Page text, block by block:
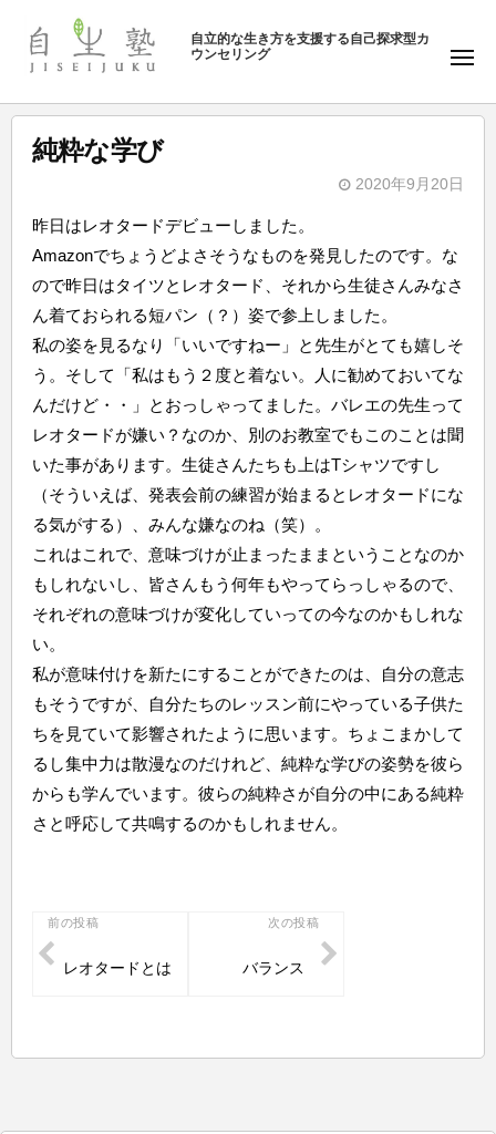
ン
自
塾
自立的な生き方を支援する自己探求型カ
ウンセリング
メ
ュ
ー
純粋な学び
2020年9月20日
自
生
塾
昨日はレオタードデビューしました。
Amazonでちょうどよさそうなものを発見したのです。な
ので昨日はタイツとレオタード、それから生徒さんみなさ
ん着ておられる短パン（？）姿で参上しました。
私の姿を見るなり「いいですねー」と先生がとても嬉しそ
う。そして「私はもう２度と着ない。人に勧めておいてな
んだけど・・」とおっしゃってました。バレエの先生って
レオタードが嫌い？なのか、別のお教室でもこのことは聞
いた事があります。生徒さんたちも上はTシャツですし
（そういえば、発表会前の練習が始まるとレオタードにな
る気がする）、みんな嫌なのね（笑）。
これはこれで、意味づけが止まったままということなのか
もしれないし、皆さんもう何年もやってらっしゃるので、
それぞれの意味づけが変化していっての今なのかもしれな
い。
私が意味付けを新たにすることができたのは、自分の意志
もそうですが、自分たちのレッスン前にやっている子供た
ちを見ていて影響されたように思います。ちょこまかして
るし集中力は散漫なのだけれど、純粋な学びの姿勢を彼ら
からも学んでいます。彼らの純粋さが自分の中にある純粋
さと呼応して共鳴するのかもしれません。
投
稿
前の投稿
レオタードとは
次の投稿
バランス